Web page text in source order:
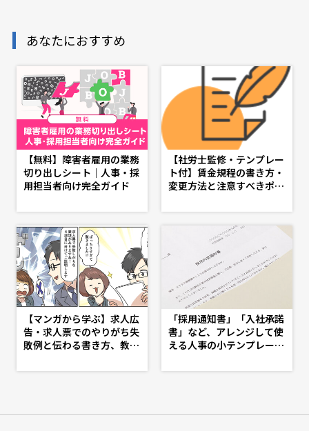
あなたにおすすめ
【無料】障害者雇用の業務
切り出しシート｜人事・採
用担当者向け完全ガイド
【社労士監修・テンプレー
ト付】賃金規程の書き方・
変更方法と注意すべきポイ
j）- 理想の人事へ、ショー
【マンガから学ぶ】求人広
告・求人票でのやりがち失
敗例と伝わる書き方、教え
「採用通知書」「入社承諾
書」など、アレンジして使
える人事の小テンプレート
j）- 理想の人事へ、ショー